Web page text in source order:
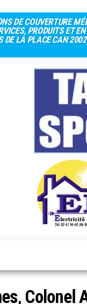
DE COUVERTURE
PRODUITS ET
LA PLACE CAN
Colonel